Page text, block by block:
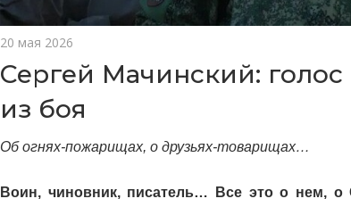
20 мая 2026
Сергей Мачинский:
из боя
Об огнях-пожарищах, о друзьях-товарищах…
Воин, чиновник, писатель… Все это о нем, о